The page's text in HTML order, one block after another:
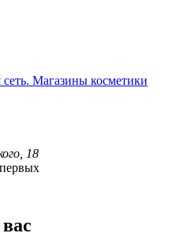
Магазины косметики
18